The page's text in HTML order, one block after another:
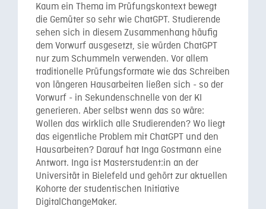
Kaum ein Thema im Prüfungskontext bewegt
die Gemüter so sehr wie ChatGPT. Studierende
sehen sich in diesem Zusammenhang häufig
dem Vorwurf ausgesetzt, sie würden ChatGPT
nur zum Schummeln verwenden. Vor allem
traditionelle Prüfungsformate wie das Schreiben
von längeren Hausarbeiten ließen sich - so der
Vorwurf - in Sekundenschnelle von der KI
generieren. Aber selbst wenn das so wäre:
Wollen das wirklich alle Studierenden? Wo liegt
das eigentliche Problem mit ChatGPT und den
Hausarbeiten? Darauf hat Inga Gostmann eine
Antwort. Inga ist Masterstudent:in an der
Universität in Bielefeld und gehört zur aktuellen
Kohorte der studentischen Initiative
DigitalChangeMaker.